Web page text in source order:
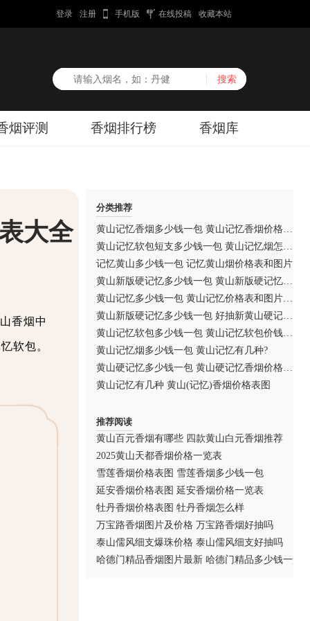
登录 注册 手机版 在线投稿 收藏本站
烟评测 香烟排行榜 香烟库
大全
香烟中
软包。
分类推荐
黄山记忆香烟多少钱一包 黄山记忆香烟价格表和图片大全
黄山记忆软包短支多少钱一包 黄山记忆烟怎么样
记忆黄山多少钱一包 记忆黄山烟价格表和图片
黄山新版硬记忆多少钱一包 黄山新版硬记忆香烟价格2025
黄山记忆多少钱一包 黄山记忆价格表和图片2025
黄山新版硬记忆多少钱一包 好抽新黄山硬记忆烟推荐
黄山记忆软包多少钱一包 黄山记忆软包价钱查询
黄山记忆烟多少钱一包 黄山记忆有几种?
黄山硬记忆多少钱一包 黄山硬记忆香烟价格及口感解析
黄山记忆有几种 黄山(记忆)香烟价格表图
推荐阅读
黄山百元香烟有哪些 四款黄山白元香烟推荐
2025黄山天都香烟价格一览表
雪莲香烟价格表图 雪莲香烟多少钱一包
延安香烟价格表图 延安香烟价格一览表
牡丹香烟价格表图 牡丹香烟怎么样
万宝路香烟图片及价格 万宝路香烟好抽吗
泰山儒风细支爆珠价格 泰山儒风细支好抽吗
哈德门精品香烟图片最新 哈德门精品多少钱一盒